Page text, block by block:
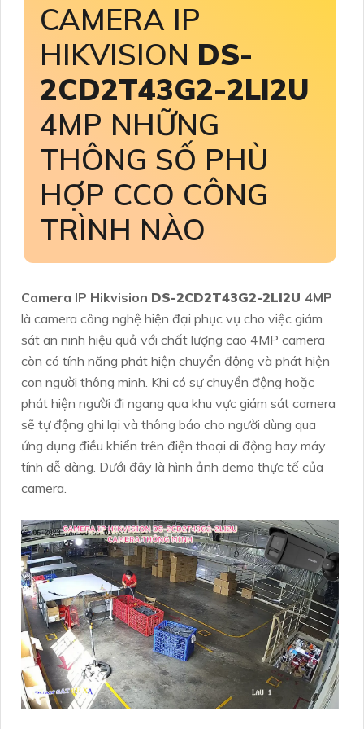
CAMERA IP
HIKVISION DS-
2CD2T43G2-2LI2U
4MP NHỮNG
THÔNG SỐ PHÙ
HỢP CCO CÔNG
TRÌNH NÀO
Camera IP Hikvision DS-2CD2T43G2-2LI2U 4MP
là camera công nghệ hiện đại phục vụ cho việc giám
sát an ninh hiệu quả với chất lượng cao 4MP camera
còn có tính năng phát hiện chuyển động và phát hiện
con người thông minh. Khi có sự chuyển động hoặc
phát hiện người đi ngang qua khu vực giám sát camera
sẽ tự động ghi lại và thông báo cho người dùng qua
ứng dụng điều khiển trên điện thoại di động hay máy
tính dễ dàng. Dưới đây là hình ảnh demo thực tế của
camera.